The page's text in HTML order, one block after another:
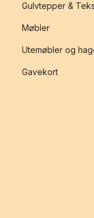
Gulvtepper &
Møbler
Utemøbler og
Gavekort